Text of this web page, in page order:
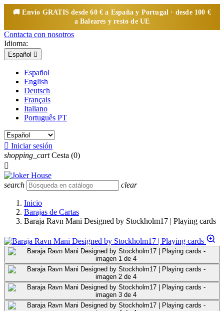
🚚 Envío GRATISdesde 60 € a España y Portugal · desde 100 €
a Baleares y resto de UE
Contacta con nosotros
Idioma:
Español 
Español
English
Deutsch
Français
Italiano
Português PT
 Iniciar sesión
shopping_cart Cesta (0)

search clear
Inicio
Barajas de Cartas
Baraja Ravn Mani Designed by Stockholm17 | Playing cards